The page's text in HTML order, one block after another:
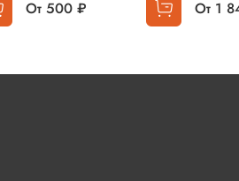
От 500 ₽
От 1